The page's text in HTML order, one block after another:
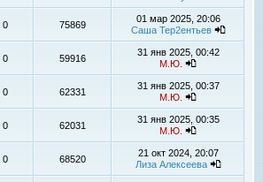
0 75869
01 мар 2025, 20:06
Саша Тер2ентьев
0 59916
31 янв 2025, 00:42
М.Ю.
0 62331
31 янв 2025, 00:37
М.Ю.
0 62031
31 янв 2025, 00:35
М.Ю.
0 68520
21 окт 2024, 20:07
Лиза Алексеева